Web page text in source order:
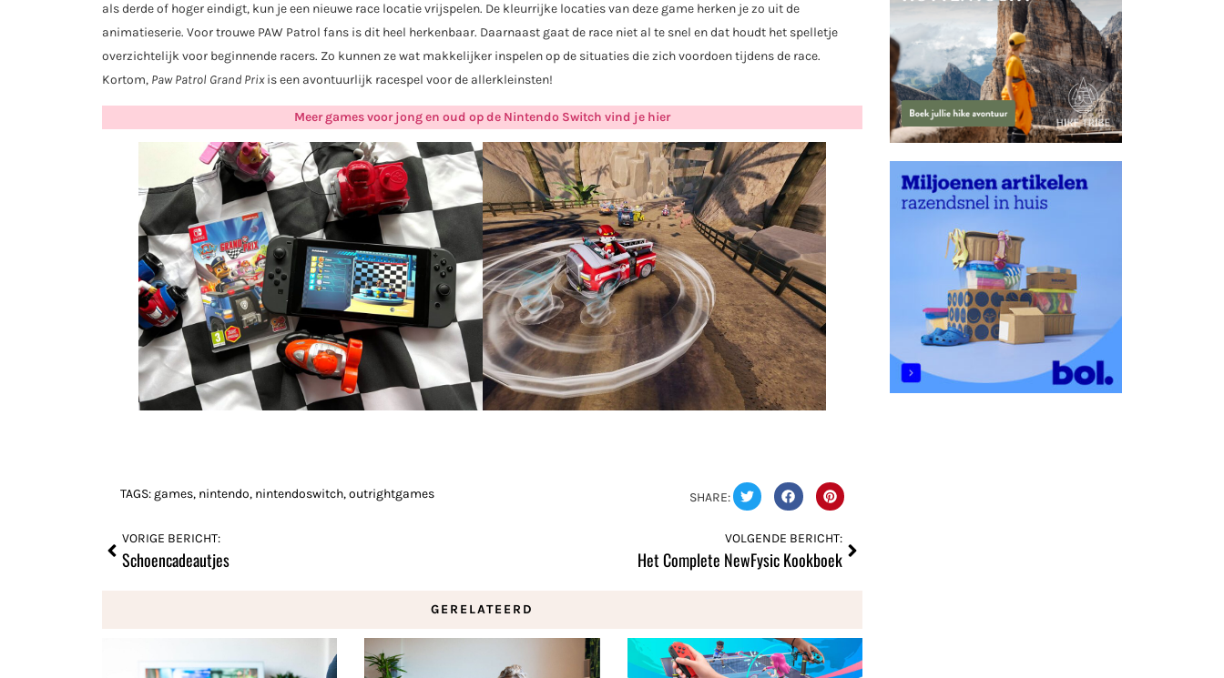
als derde of hoger eindigt, kun je een nieuwe race locatie vrijspelen. De kleurrijke locaties van deze game herken je zo uit de
animatieserie. Voor trouwe PAW Patrol fans is dit heel herkenbaar. Daarnaast gaat de race niet al te snel en dat houdt het spelletje
overzichtelijk voor beginnende racers. Zo kunnen ze wat makkelijker inspelen op de situaties die zich voordoen tijdens de race.
Kortom, Paw Patrol Grand Prixis een avontuurlijk racespel voor de allerkleinsten!
Meer games voor jong en oud op de Nintendo Switch vind je hier
TAGS: games, nintendo, nintendoswitch,outrightgames SHARE:
VORIGE BERICHT:
Schoencadeautjes
VOLGENDE BERICHT:
Het Complete NewFysic Kookboek
GERELATEERD